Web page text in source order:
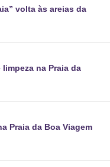
volta às areias da
na Praia da
Praia da Boa Viagem